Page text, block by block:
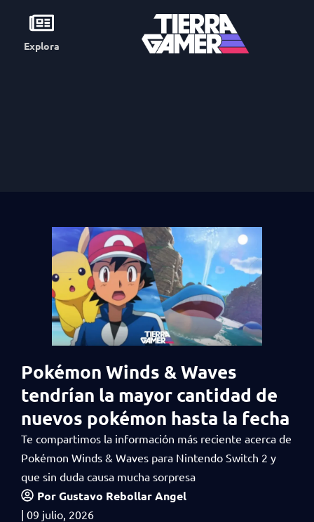
Explora
Pokémon Winds & Waves
tendrían la mayor cantidad de
nuevos pokémon hasta la fecha
Te compartimos la información más reciente acerca de
Pokémon Winds & Waves para Nintendo Switch 2 y
que sin duda causa mucha sorpresa
PorGustavo Rebollar Angel
| 09 julio, 2026